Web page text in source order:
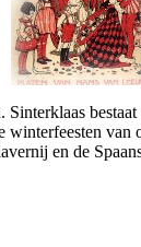
en de